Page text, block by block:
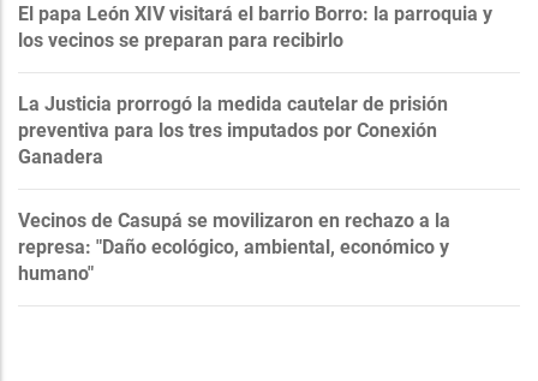
El papa León XIV visitará el barrio Borro: la parroquia y
los vecinos se preparan para recibirlo
La Justicia prorrogó la medida cautelar de prisión
preventiva para los tres imputados por Conexión
Ganadera
Vecinos de Casupá se movilizaron en rechazo a la
represa: "Daño ecológico, ambiental, económico y
humano"